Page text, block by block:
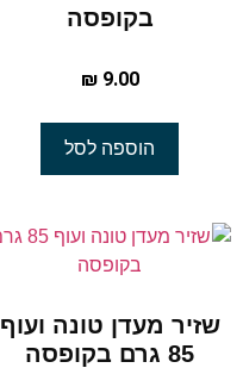
בקופסה
₪9.00
הוספה לסל
שזיר מעדן טונה ועוף
85 גרם בקופסה